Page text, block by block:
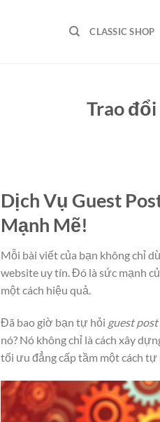
CLASSIC SHOP
Trao
Dịch Vụ Guest
Mạnh Mẽ!
Mỗi bài viết của bạn không chỉ
website uy tín. Đó là sức mạnh
một cách hiệu quả.
Đã bao giờ bạn tự hỏi guest post
nó? Nó không chỉ là cách xây
tối ưu đẳng cấp tầm một cách tự